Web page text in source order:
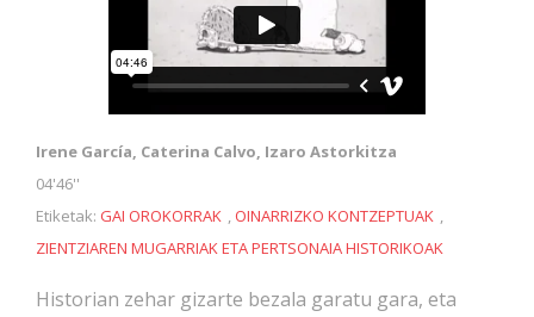
Irene García, Caterina Calvo, Izaro Astorkitza
04'46''
Etiketak: GAI OROKORRAK , OINARRIZKO KONTZEPTUAK ,
ZIENTZIAREN MUGARRIAK ETA PERTSONAIA HISTORIKOAK
Historian zehar gizarte bezala garatu gara, eta